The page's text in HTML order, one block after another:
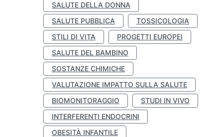
SALUTE DELLA DONNA
SALUTE PUBBLICA
TOSSICOLOGIA
STILI DI VITA
PROGETTI EUROPEI
SALUTE DEL BAMBINO
SOSTANZE CHIMICHE
VALUTAZIONE IMPATTO SULLA SALUTE
BIOMONITORAGGIO
STUDI IN VIVO
INTERFERENTI ENDOCRINI
OBESITÀ INFANTILE